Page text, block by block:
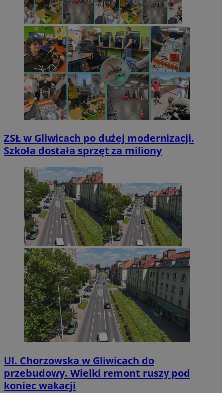
ZSŁ w Gliwicach po dużej modernizacji.
Szkoła dostała sprzęt za miliony
Ul. Chorzowska w Gliwicach do
przebudowy. Wielki remont ruszy pod
koniec wakacji